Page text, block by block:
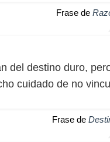
Frase de
del destino duro,
cuidado de no
Frase de